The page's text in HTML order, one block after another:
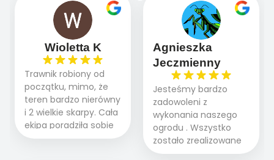
Wioletta K
Trawnik robiony od
początku, mimo, że
teren bardzo nierówny
i 2 wielkie skarpy. Cała
ekipa poradziła sobie
WSPANIALE od
Agnieszka
Jeczmienny
Jesteśmy bardzo
zadowoleni z
wykonania naszego
ogrodu . Wszystko
zostało zrealizowane
fachowo, rzetelnie i